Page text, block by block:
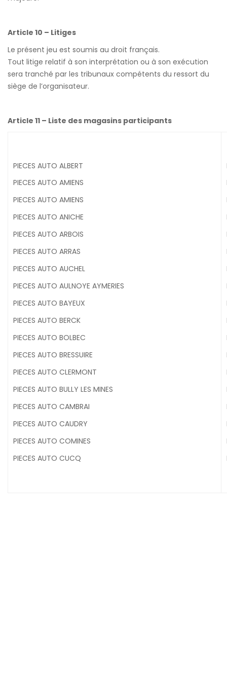
Article 10 – Litiges
Le présent jeu est soumis au droit français.
Tout litige relatif à son interprétation ou à son exécution
sera tranché par les tribunaux compétents du ressort du
siège de l’organisateur.
Article 11 – Liste des magasins participants
PIECES AUTO ALBERT
PIECES AUTO AMIENS
PIECES AUTO AMIENS
PIECES AUTO ANICHE
PIECES AUTO ARBOIS
PIECES AUTO ARRAS
PIECES AUTO AUCHEL
PIECES AUTO AULNOYE AYMERIES
PIECES AUTO BAYEUX
PIECES AUTO BERCK
PIECES AUTO BOLBEC
PIECES AUTO BRESSUIRE
PIECES AUTO CLERMONT
PIECES AUTO BULLY LES MINES
PIECES AUTO CAMBRAI
PIECES AUTO CAUDRY
PIECES AUTO COMINES
PIECES AUTO CUCQ